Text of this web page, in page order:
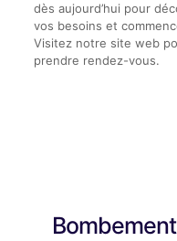
dès aujourd’hui pour
vos besoins et
Visitez notre site web
prendre rendez-vous.